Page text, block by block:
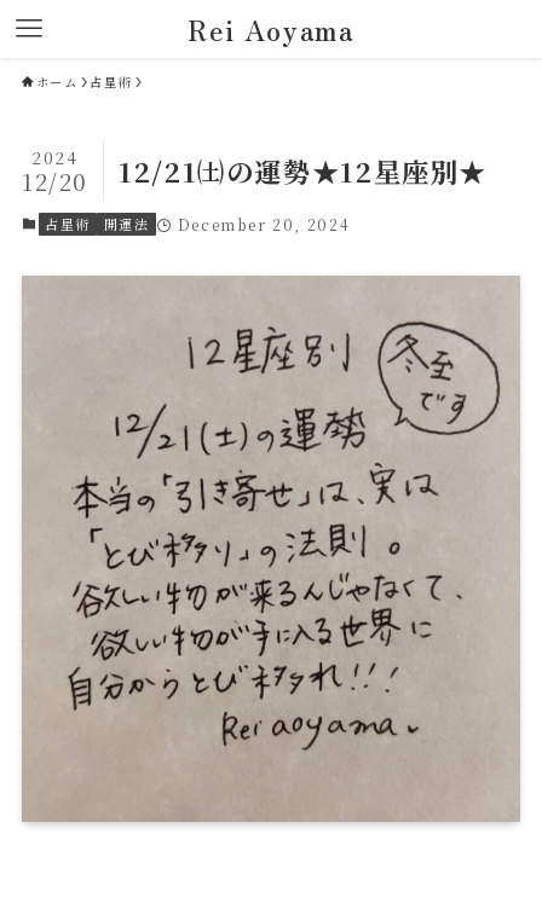
Rei Aoyama
ホーム 占星術
12/21㈯の運勢★12星座別★
2024
12/20
占星術 開運法 December 20, 2024